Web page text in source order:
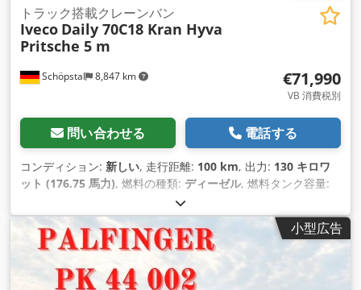
Schöpstal 8,847 km
トラック搭載クレーンバン
Iveco Daily 70C18 Kran Hyva
Pritsche 5 m
€71,990
VB 消費税別
問い合わせる 電話する
コンディション: 新しい, 走行距離: 100 km, 出力: 130 キロワ
ット (176.75 馬力), 燃料の種類: ディーゼル, 燃料タンク容量:
デイキャブ
4, 排出クラス:ユーロ6, サスペンション:鋼, 座席数:3, 荷室長:
5,000 mm, 荷室幅:2,400 mm, 荷室高:
, 製造年:
2025, 装備:ABS（アンチロック・ブレーキ・システム）, USB
ポート, アドブルー, イモビライザーシステム, エアコン, エアバ
ッグ, クルーズコントロール, クレーン, セントラルロック, タコ
小型広告